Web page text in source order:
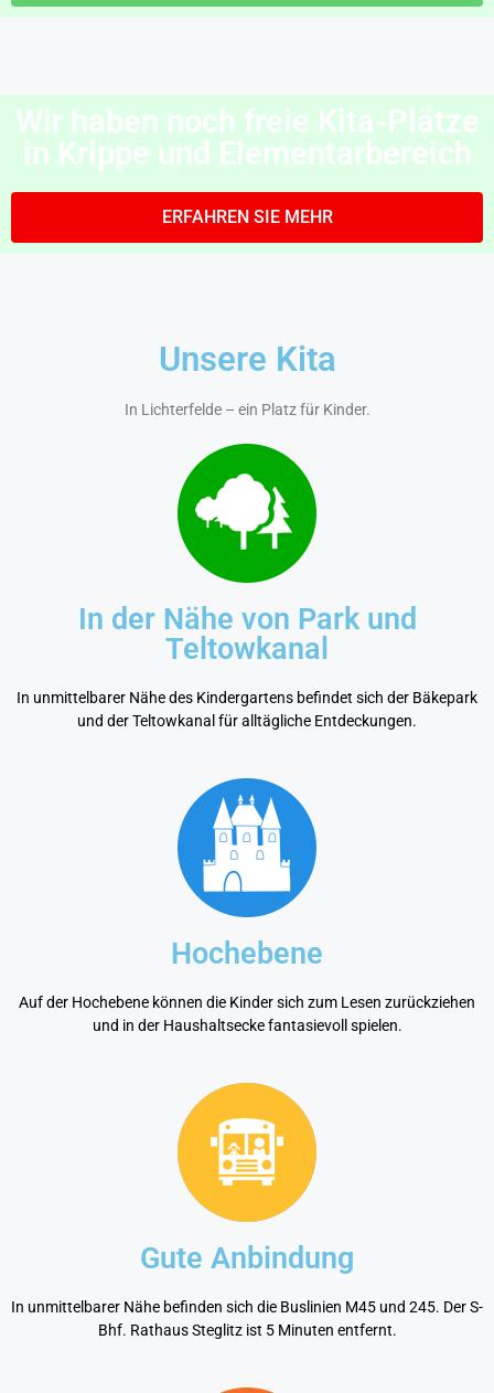
Wir haben noch freie Kita-Plätze
in Krippe und Elementarbereich
ERFAHREN SIE MEHR
Unsere Kita
In Lichterfelde – ein Platz für Kinder.
In der Nähe von Park und
Teltowkanal
In unmittelbarer Nähe des Kindergartens befindet sich der Bäkepark
und der Teltowkanal für alltägliche Entdeckungen.
Hochebene
Auf der Hochebene können die Kinder sich zum Lesen zurückziehen
und in der Haushaltsecke fantasievoll spielen.
Gute Anbindung
In unmittelbarer Nähe befinden sich die Buslinien M45 und 245. Der S-
Bhf. Rathaus Steglitz ist 5 Minuten entfernt.